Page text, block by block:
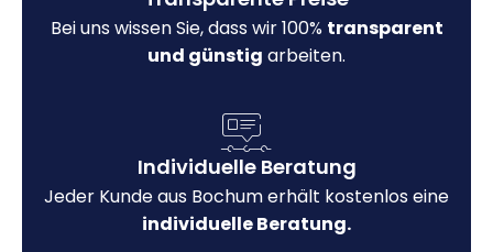
Bei uns wissen Sie, dass wir 100% transparent
und günstig arbeiten.
Individuelle Beratung
Jeder Kunde aus Bochum erhält kostenlos eine
individuelle Beratung.